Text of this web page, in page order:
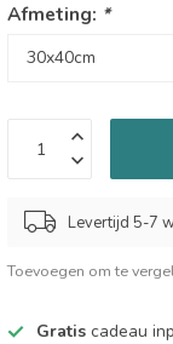
Afmeting: *
Levertijd 5-7
Toevoegen om te
Gratis cadeau